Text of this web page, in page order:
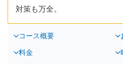
対策も万全。
コース概要
料金